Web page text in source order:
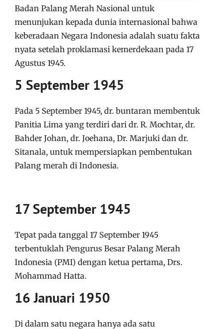
Badan Palang Merah Nasional untuk
menunjukan kepada dunia internasional bahwa
keberadaan Negara Indonesia adalah suatu fakta
nyata setelah proklamasi kemerdekaan pada 17
Agustus 1945.
5 September 1945
Pada 5 September 1945, dr. buntaran membentuk
Panitia Lima yang terdiri dari dr. R. Mochtar, dr.
Bahder Johan, dr. Joehana, Dr. Marjuki dan dr.
Sitanala, untuk mempersiapkan pembentukan
Palang merah di Indonesia.
17 September 1945
Tepat pada tanggal 17 September 1945
terbentuklah Pengurus Besar Palang Merah
Indonesia (PMI) dengan ketua pertama, Drs.
Mohammad Hatta.
16 Januari 1950
Di dalam satu negara hanya ada satu